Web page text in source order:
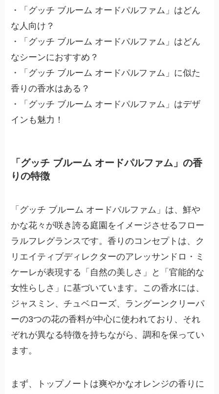
・「グッチ ブルーム オードパルファム」はどん
な人向け？
・「グッチ ブルーム オードパルファム」はどん
なシーンにおすすめ？
・「グッチ ブルーム オードパルファム」に似た
香りの香水はある？
・「グッチ ブルーム オードパルファム」はデザ
インも魅力！
「グッチ ブルーム オードパルファム」の香
りの特徴
「グッチ ブルーム オードパルファム」は、鮮や
かな花々が咲き誇る庭園をイメージさせるフロー
ラルフレグランスです。香りのコンセプトは、ク
リエイティブディレクターのアレッサンドロ・ミ
ケーレが表現する「自然の美しさ」と「官能的な
女性らしさ」に基づいています。この香水には、
ジャスミン、チュベローズ、ラングーンクリーパ
ーの3つの花の香料が中心に使われており、それ
ぞれが異なる特徴を持ちながら、調和を保ってい
ます。
まず、トップノートは爽やかなオレンジの香りに